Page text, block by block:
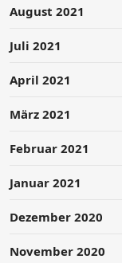
August 2021
Juli 2021
April 2021
März 2021
Februar 2021
Januar 2021
Dezember 2020
November 2020